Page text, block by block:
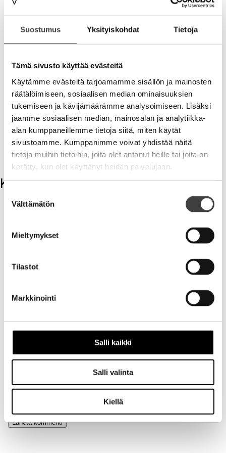
Suostumus Yksityiskohdat Tietoja
Tämä sivusto käyttää evästeitä
Käytämme evästeitä tarjoamamme sisällön ja mainosten
räätälöimiseen, sosiaalisen median ominaisuuksien
tukemiseen ja kävijämäärämme analysoimiseen. Lisäksi
jaamme sosiaalisen median, mainosalan ja analytiikka-
alan kumppaneillemme tietoja siitä, miten käytät
sivustoamme. Kumppanimme voivat yhdistää näitä
tietoja muihin tietoihin, joita olet antanut heille tai joita on
kerätty, kun olet käyttänyt heidän palvelujaan.
valinta
Välttämätön
Mieltymykset
Tilastot
Markkinointi
Salli kaikki
Salli valinta
Kiellä
asiakkaiden hyväksi.
Bilotin kaltaiset ovat yritysmuotoilijan unelma-
asiakkaita. Intohimoisia, sitoutuneita, mukavia ja
kumppaneiltaan enemmän kuin paljon tekee
vaativistakin hankkeista hauskempia. On hienoa olla
mukana rakentamassa palasista syntyvää uniikkia
kuvaa suomalaisesta asiantuntijuudesta. On hienoa
kun IT-talo laittaa itsensä likoon ja lupaa itselleen ja
asiakkailleen – We Stand For More. Olemme yhdessä
enemmän kuin osiemme summa.
www.bilot.fi
Kommentit
Kirjoita kommentti
Aihe
Nimi
Sähköpostiosoite
Kotisivu